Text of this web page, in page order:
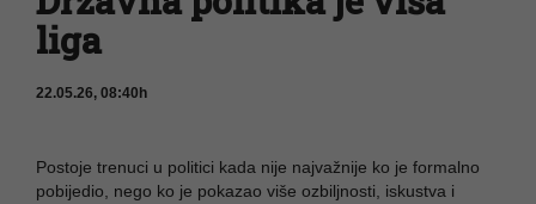
liga
22.05.26, 08:40h
Postoje trenuci u politici kada nije najvažnije ko je formalno
pobijedio, nego ko je pokazao više ozbiljnosti, iskustva i